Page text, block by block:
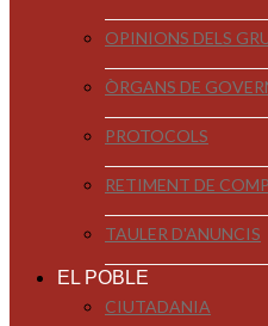
OPINIONS DELS
ÒRGANS DE
PROTOCOLS
RETIMENT DE
TAULER D'ANUNCIS
EL POBLE
CIUTADANIA